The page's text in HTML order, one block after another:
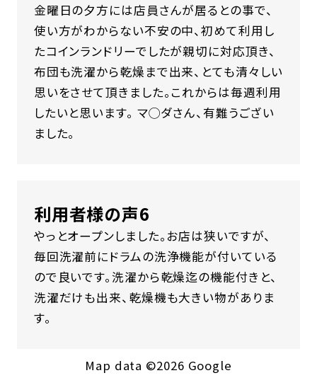
金曜日の夕方には店員さんが居るとの事で、
使い方がわからない不安の中、初めて利用し
たコインランドリーでしたが親切に対応頂き、
布団も洗濯から乾燥まで出来、とても清々しい
思いをさせて頂きました。これからは毎週利用
したいと思います。 マ◯ダさん、有難うござい
ました。
利用者様の声6
やっとオープンしました。お店は狭いですが、
毎回洗濯前にドラムの洗浄機能が付いている
ので良いです。洗濯から乾燥迄の機能付きと、
洗濯だけも出来、乾燥機も大きい物がありま
す。
Map data ©2026 Google